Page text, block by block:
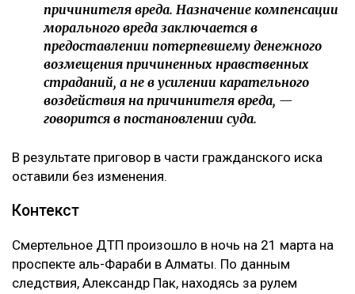
Кроме того, суд напомнил, что компенсация
морального вреда не может использоваться как
дополнительное наказание для виновного.
– Компенсация морального вреда не является
мерой уголовной ответственности и не
может рассматриваться как способ усиления
дополнительного воздействия на
причинителя вреда. Назначение компенсации
предоставлении потерпевшему денежного
страданий, а не в усилении карательного
воздействия на причинителя вреда, —
говорится в постановлении суда.